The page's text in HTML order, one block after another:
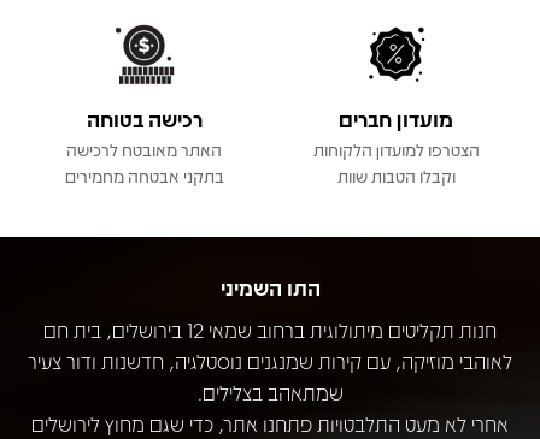
מועדון חברים
הצטרפו למועדון הלקוחות
וקבלו הטבות שוות
רכישה בטוחה
האתר מאובטח לרכישה
בתקני אבטחה מחמירים
התו השמיני
חנות תקליטים מיתולוגית ברחוב שמאי 12 בירושלים, בית חם
לאוהבי מוזיקה, עם קירות שמנגנים נוסטלגיה, חדשנות ודור צעיר
שמתאהב בצלילים.
אחרי לא מעט התלבטויות פתחנו אתר, כדי שגם מחוץ לירושלים